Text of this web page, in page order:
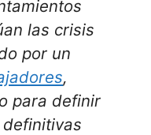
las crisis
por un
,
para definir